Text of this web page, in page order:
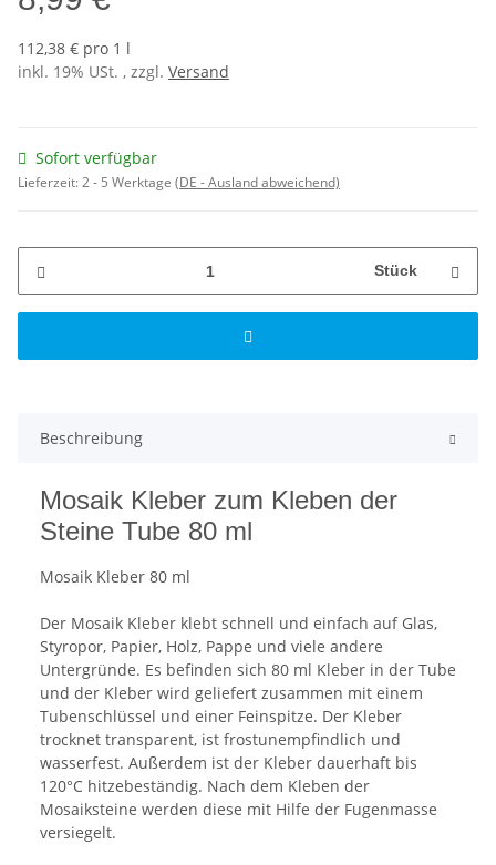
112,38 € pro 1 l
inkl. 19% USt. , zzgl. Versand
Sofort verfügbar
Lieferzeit:2 - 5 Werktage (DE - Ausland abweichend)
Stück
Beschreibung
Mosaik Kleber zum Kleben der
Steine Tube 80 ml
Mosaik Kleber 80 ml
Der Mosaik Kleber klebt schnell und einfach auf Glas,
Styropor, Papier, Holz, Pappe und viele andere
Untergründe. Es befinden sich 80 ml Kleber in der Tube
und der Kleber wird geliefert zusammen mit einem
Tubenschlüssel und einer Feinspitze. Der Kleber
trocknet transparent, ist frostunempfindlich und
wasserfest. Außerdem ist der Kleber dauerhaft bis
120°C hitzebeständig. Nach dem Kleben der
Mosaiksteine werden diese mit Hilfe der Fugenmasse
versiegelt.